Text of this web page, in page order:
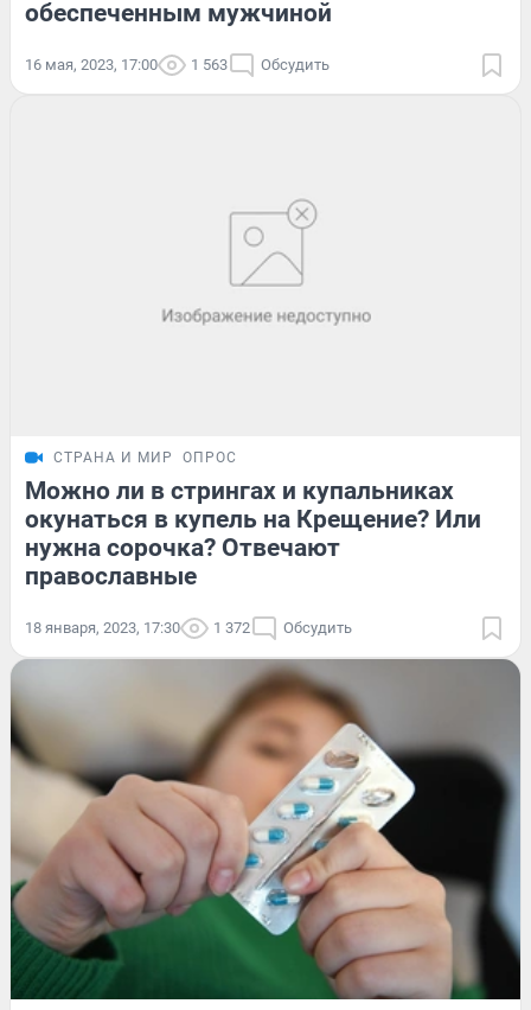
обеспеченным мужчиной
16 мая, 2023, 17:00 1 563 Обсудить
СТРАНА И МИР ОПРОС
Можно ли в стрингах и купальниках
окунаться в купель на Крещение? Или
нужна сорочка? Отвечают
православные
18 января, 2023, 17:30 1 372 Обсудить